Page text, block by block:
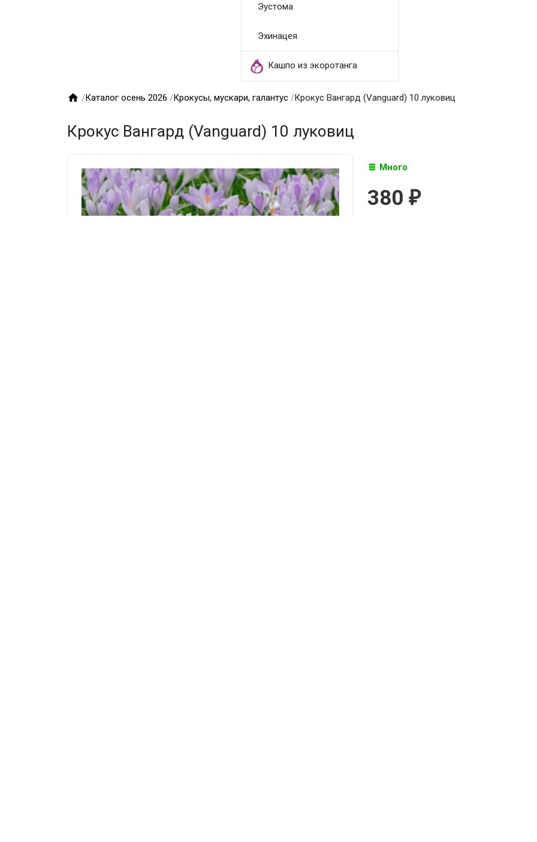
Эустома
Эхинацея
Кашпо из экоротанга
 /Каталог осень 2026 /Крокусы, мускари, галантус /Крокус Вангард (Vanguard) 10 луковиц
Крокус Вангард (Vanguard) 10 луковиц
Много
380 ₽